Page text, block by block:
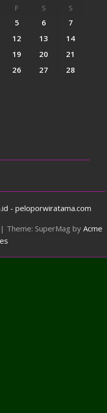
F S
S
5 6
7
12 13
14
19 20
21
26 27
28
- peloporwiratama.com
| Theme: SuperMag by Acme